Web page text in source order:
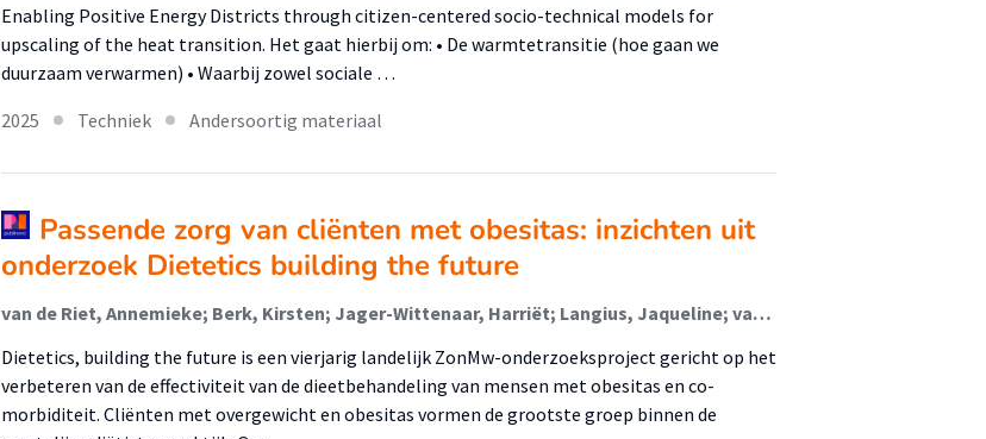
Enabling Positive Energy Districts through citizen-centered socio-technical models for
upscaling of the heat transition. Het gaat hierbij om: • De warmtetransitie (hoe gaan we
duurzaam verwarmen) • Waarbij zowel sociale …
2025
Techniek Andersoortig materiaal
Passende zorg van cliënten met obesitas: inzichten uit
onderzoek Dietetics building the future
van de Riet, Annemieke; Berk, Kirsten; Jager-Wittenaar, Harriët; Langius, Jaqueline; van der Meij, Barbara; de van der Schueren, Marian; Naumann, Elke; Streppel, Martinette (Lectoraat Voeding En Beweging)
Dietetics, building the future is een vierjarig landelijk ZonMw-onderzoeksproject gericht op het
verbeteren van de effectiviteit van de dieetbehandeling van mensen met obesitas en co-
morbiditeit. Cliënten met overgewicht en obesitas vormen de grootste groep binnen de